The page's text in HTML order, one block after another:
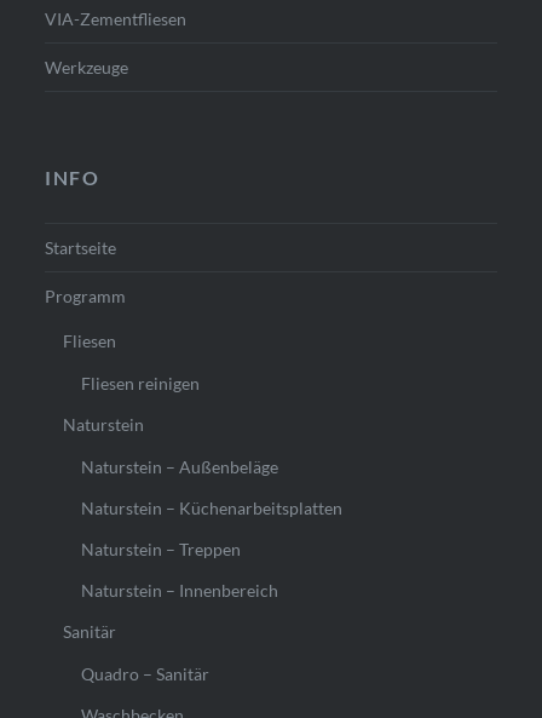
VIA-Zementfliesen
Werkzeuge
INFO
Startseite
Programm
Fliesen
Fliesen reinigen
Naturstein
Naturstein – Außenbeläge
Naturstein – Küchenarbeitsplatten
Naturstein – Treppen
Naturstein – Innenbereich
Sanitär
Quadro – Sanitär